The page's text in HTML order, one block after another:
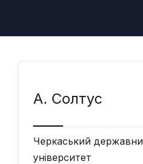
А. Солтус
Черкаський
університет